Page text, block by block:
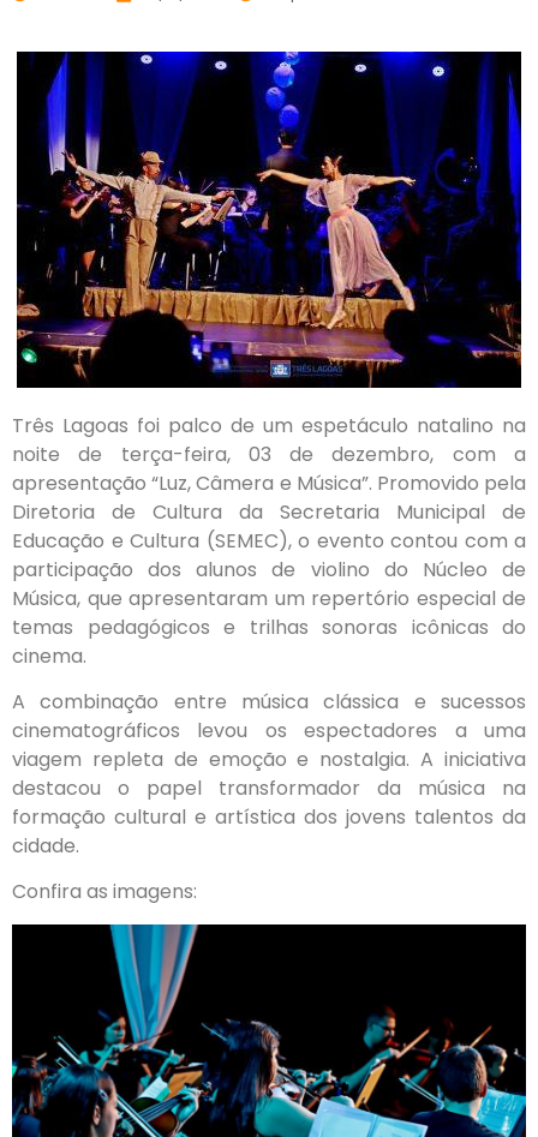
Três Lagoas foi palco de um espetáculo natalino na
noite de terça-feira, 03 de dezembro, com a
apresentação “Luz, Câmera e Música”. Promovido pela
Diretoria de Cultura da Secretaria Municipal de
Educação e Cultura (SEMEC), o evento contou com a
participação dos alunos de violino do Núcleo de
Música, que apresentaram um repertório especial de
temas pedagógicos e trilhas sonoras icônicas do
cinema.
A combinação entre música clássica e sucessos
cinematográficos levou os espectadores a uma
viagem repleta de emoção e nostalgia. A iniciativa
destacou o papel transformador da música na
formação cultural e artística dos jovens talentos da
cidade.
Confira as imagens: